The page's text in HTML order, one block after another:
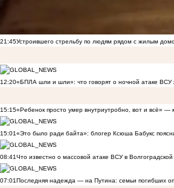
21:45Устроившего стрельбу по людям рядом с жилым
12:20«БПЛА шли и шли»: что говорят о ночной атаке ВСУ
15:15«Ребенок просто умер внутриутробно, вот и всё» —
15:01«Это было ради байта»: блогер Ксюша Бабукс
08:41Что известно о массовой атаке ВСУ в Волгоградской
07:01Последняя надежда — на Путина: семьи погибших